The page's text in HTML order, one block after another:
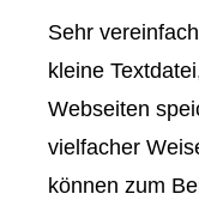
Sehr
kleine
Webseiten
vielfacher
können zum